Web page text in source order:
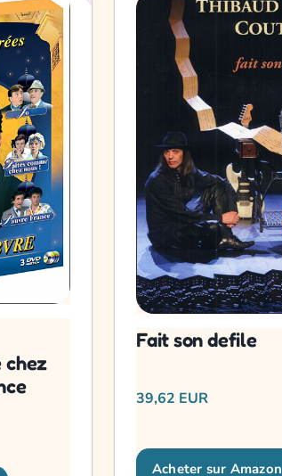
chez
Fait son defile
39,62 EUR
Acheter sur Amazon